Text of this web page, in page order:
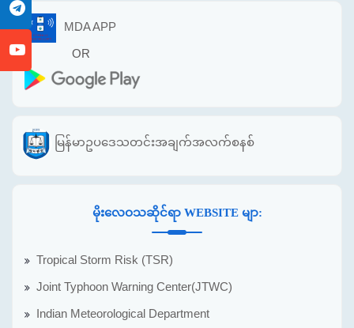
MDA APP
OR
မြန်မာဥပဒေသတင်းအချက်အလက်စနစ်
မိုးလေဝသဆိုင်ရာ WEBSITE မျာ:
Tropical Storm Risk (TSR)
Joint Typhoon Warning Center(JTWC)
Indian Meteorological Department